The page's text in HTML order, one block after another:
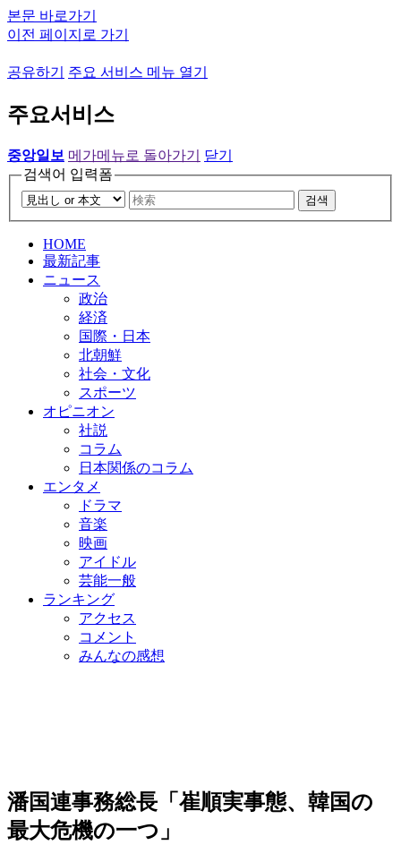
본문 바로가기
이전 페이지로 가기
공유하기 주요 서비스 메뉴 열기
주요서비스
중앙일보 메가메뉴로 돌아가기
닫기
검색어 입력폼
검색
HOME
最新記事
ニュース
政治
経済
国際・日本
北朝鮮
社会・文化
スポーツ
オピニオン
社説
コラム
日本関係のコラム
エンタメ
ドラマ
音楽
映画
アイドル
芸能一般
ランキング
アクセス
コメント
みんなの感想
潘国連事務総長「崔順実事態、韓国の
最大危機の一つ」